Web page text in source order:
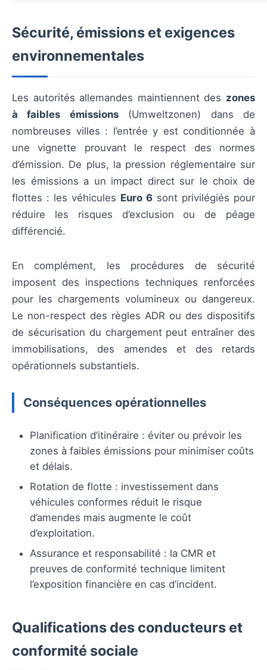
Sécurité, émissions et exigences
environnementales
Les autorités allemandes maintiennent des zones
à faibles émissions(Umweltzonen) dans de
nombreuses villes : l’entrée y est conditionnée à
une vignette prouvant le respect des normes
d’émission. De plus, la pression réglementaire sur
les émissions a un impact direct sur le choix de
flottes : les véhicules Euro 6 sont privilégiés pour
réduire les risques d’exclusion ou de péage
différencié.
En complément, les procédures de sécurité
imposent des inspections techniques renforcées
pour les chargements volumineux ou dangereux.
Le non-respect des règles ADR ou des dispositifs
de sécurisation du chargement peut entraîner des
immobilisations, des amendes et des retards
opérationnels substantiels.
Conséquences opérationnelles
Planification d’itinéraire : éviter ou prévoir les
zones à faibles émissions pour minimiser coûts
et délais.
Rotation de flotte : investissement dans
véhicules conformes réduit le risque
d’amendes mais augmente le coût
d’exploitation.
Assurance et responsabilité : la CMR et
preuves de conformité technique limitent
l’exposition financière en cas d’incident.
Qualifications des conducteurs et
conformité sociale